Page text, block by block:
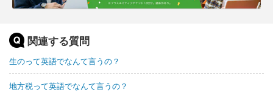
関連する質問
生のって英語でなんて言うの？
地方税って英語でなんて言うの？